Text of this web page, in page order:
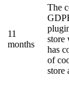
11
months
The
store
has
of
store